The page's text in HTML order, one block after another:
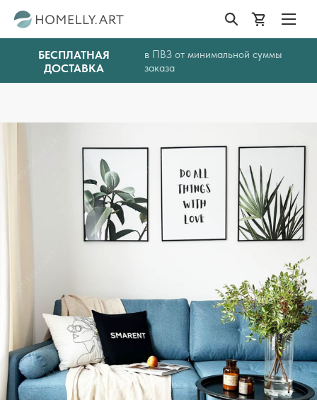
БЕСПЛАТНАЯ
ДОСТАВКА
в ПВЗ от минимальной суммы
заказа